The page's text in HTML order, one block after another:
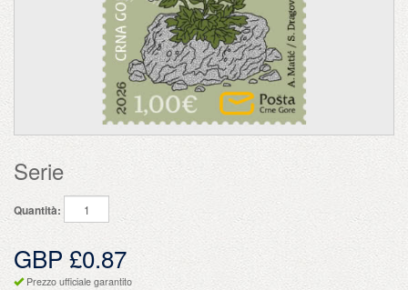
Serie
Quantità:
GBP £0.87
Prezzo ufficiale garantito